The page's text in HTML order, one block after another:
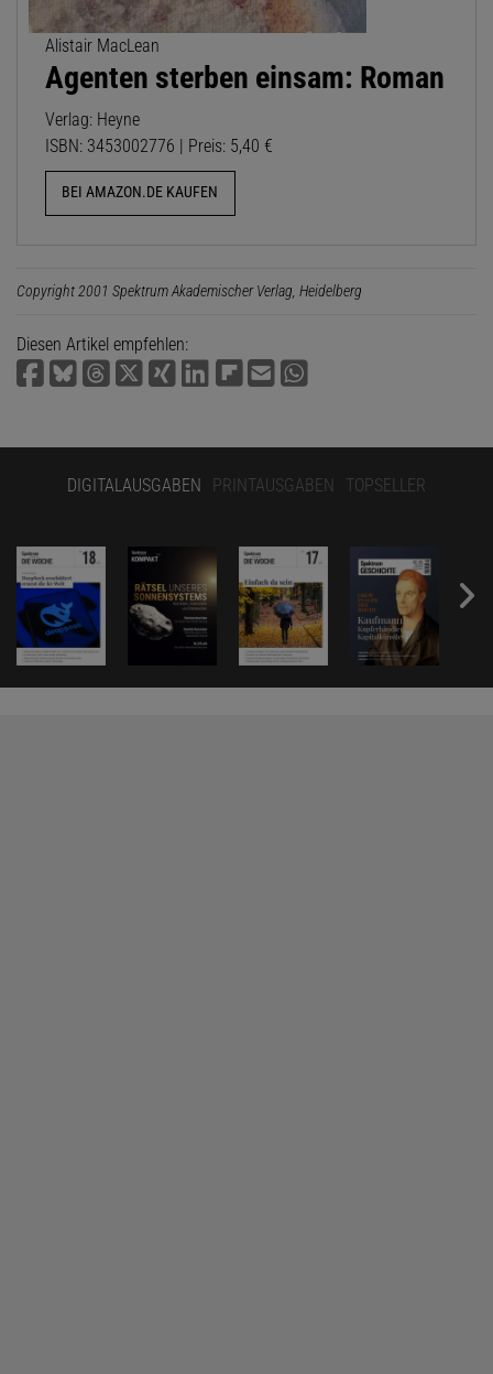
Alistair MacLean
Agenten sterben einsam: Roman
Verlag: Heyne
ISBN: 3453002776 | Preis: 5,40 €
BEI AMAZON.DE KAUFEN
Copyright 2001 Spektrum Akademischer Verlag, Heidelberg
Diesen Artikel empfehlen:
DIGITALAUSGABEN PRINTAUSGABEN TOPSELLER